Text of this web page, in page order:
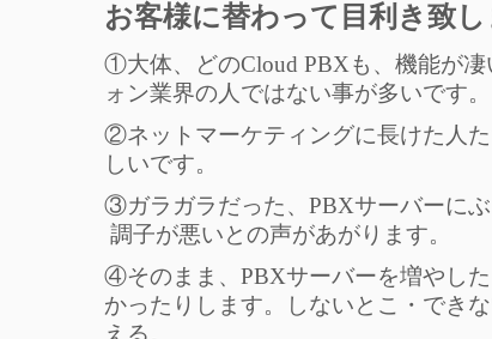
お客様に替わって目利き致し
①大体、どのCloud PBXも、機能が
ォン業界の人ではない事が多いです。
②ネットマーケティングに長けた人
しいです。
③ガラガラだった、PBXサーバーに
調子が悪いとの声があがります。
④そのまま、PBXサーバーを増やし
かったりします。しないとこ・でき
える。